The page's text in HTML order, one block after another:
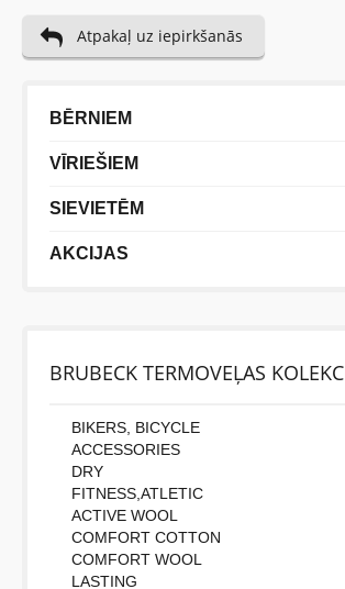
Atpakaļ uz iepirkšanās
BĒRNIEM
VĪRIEŠIEM
SIEVIETĒM
AKCIJAS
BRUBECK TERMOVEĻAS
BIKERS, BICYCLE
ACCESSORIES
DRY
FITNESS,ATLETIC
ACTIVE WOOL
COMFORT COTTON
COMFORT WOOL
LASTING